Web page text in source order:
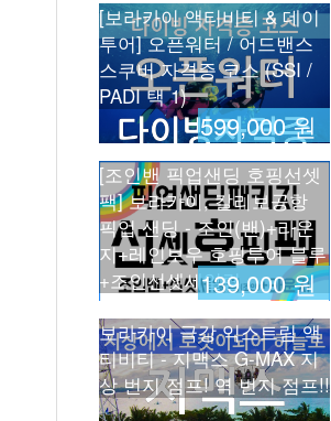
599,000 원
[보라카이 액티비티 & 데이
투어] 오픈워터 / 어드밴스
스쿠버 자격증 코스 (SSI /
PADI 택 1)
139,000 원
[조인밴 픽업샌딩 호핑선셋
팩] 보라카이, 칼리보공항
픽업 샌딩 - 조인(밴)+라운
지+레인보우 호핑투어 블루
+조인선셋세일링
보라카이 극강 익스트림 액
티비티 - 지맥스 G-MAX 지
상 번지 점프! 역 번지 점프!!